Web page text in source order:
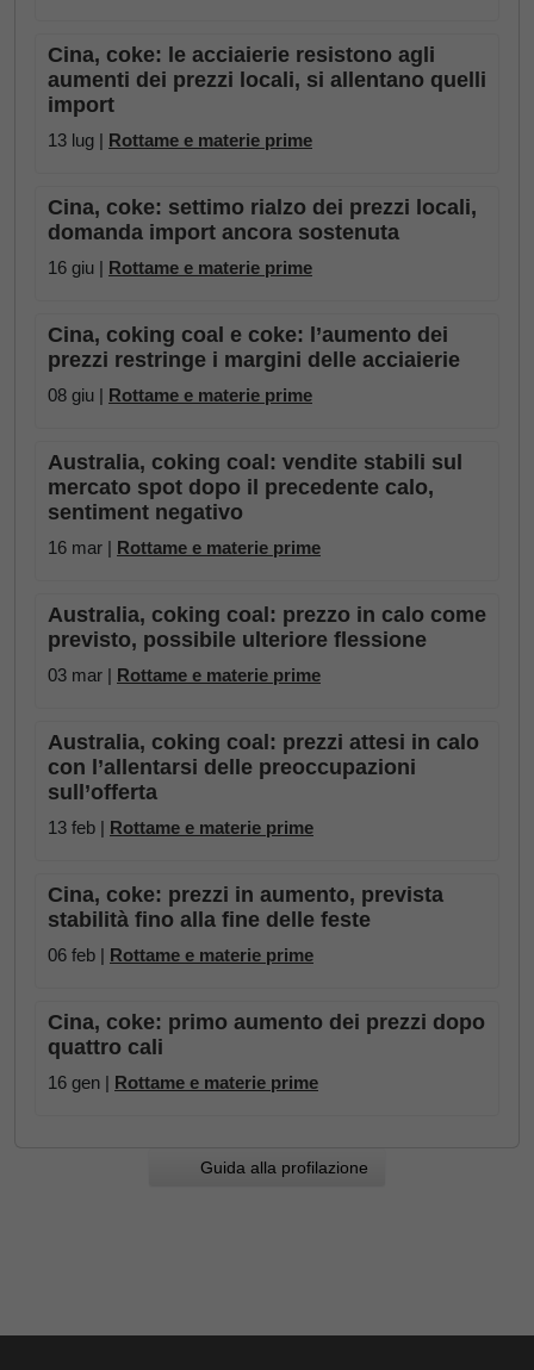
Cina, coke: le acciaierie resistono agli
aumenti dei prezzi locali, si allentano quelli
import
13 lug | Rottame e materie prime
Cina, coke: settimo rialzo dei prezzi locali,
domanda import ancora sostenuta
16 giu | Rottame e materie prime
Cina, coking coal e coke: l’aumento dei
prezzi restringe i margini delle acciaierie
08 giu | Rottame e materie prime
Australia, coking coal: vendite stabili sul
mercato spot dopo il precedente calo,
sentiment negativo
16 mar | Rottame e materie prime
Australia, coking coal: prezzo in calo come
previsto, possibile ulteriore flessione
03 mar | Rottame e materie prime
Australia, coking coal: prezzi attesi in calo
con l’allentarsi delle preoccupazioni
sull’offerta
13 feb | Rottame e materie prime
Cina, coke: prezzi in aumento, prevista
stabilità fino alla fine delle feste
06 feb | Rottame e materie prime
Cina, coke: primo aumento dei prezzi dopo
quattro cali
16 gen | Rottame e materie prime
Guida alla profilazione